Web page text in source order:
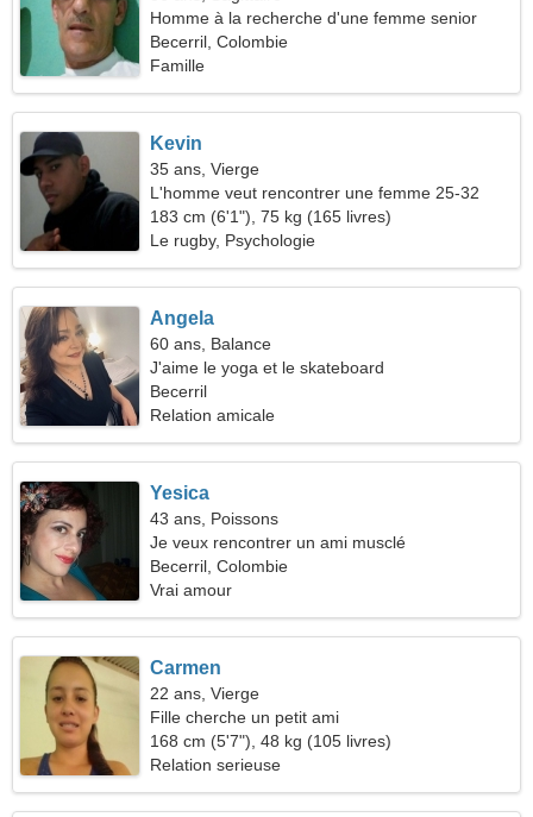
Homme à la recherche d'une femme senior
Becerril, Colombie
Famille
Kevin
35 ans, Vierge
L'homme veut rencontrer une femme 25-32
183 cm (6'1"), 75 kg (165 livres)
Le rugby, Psychologie
Angela
60 ans, Balance
J'aime le yoga et le skateboard
Becerril
Relation amicale
Yesica
43 ans, Poissons
Je veux rencontrer un ami musclé
Becerril, Colombie
Vrai amour
Carmen
22 ans, Vierge
Fille cherche un petit ami
168 cm (5'7"), 48 kg (105 livres)
Relation serieuse